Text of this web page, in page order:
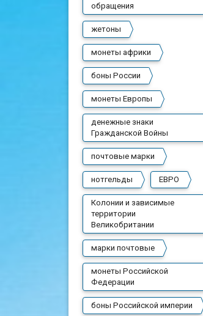
обращения
жетоны
монеты африки
боны России
монеты Европы
денежные знаки
Гражданской Войны
почтовые марки
нотгельды ЕВРО
Колонии и зависимые
территории
Великобритании
марки почтовые
монеты Российской
Федерации
боны Российской империи